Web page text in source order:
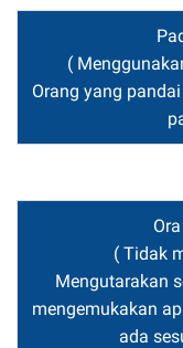
(
Orang yang
( Tidak
Mengutarakan
mengemukakan
ada